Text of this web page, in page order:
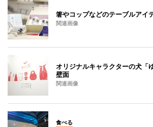
箸やコップなどのテーブルアイ
関連画像
オリジナルキャラクターの犬「
壁面
関連画像
食べる